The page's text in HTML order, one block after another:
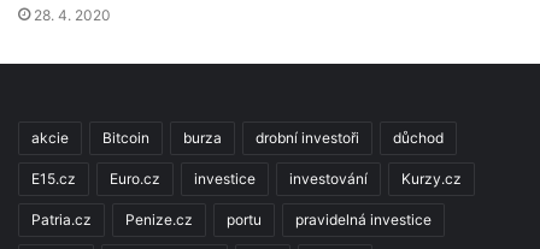
28. 4. 2020
akcie Bitcoin burza drobní investoři důchod
E15.cz Euro.cz investice investování Kurzy.cz
Patria.cz Penize.cz portu pravidelná investice